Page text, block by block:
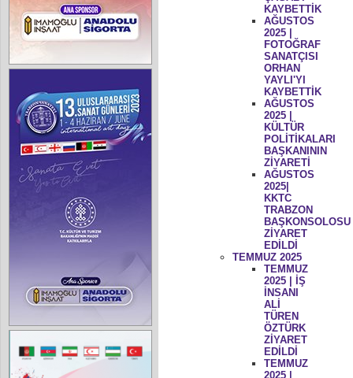
KAYBETTİK
AĞUSTOS
2025 |
FOTOĞRAF
SANATÇISI
ORHAN
YAYLI'YI
KAYBETTİK
AĞUSTOS
2025 |
KÜLTÜR
POLİTİKALARI
BAŞKANININ
ZİYARETİ
AĞUSTOS
2025|
KKTC
TRABZON
BAŞKONSOLOSU
ZİYARET
EDİLDİ
TEMMUZ 2025
TEMMUZ
2025 | İŞ
İNSANI
ALİ
TÜREN
ÖZTÜRK
ZİYARET
EDİLDİ
TEMMUZ
2025 |